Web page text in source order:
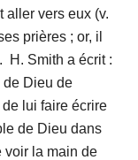
aller vers eux (v.
prières ; or, il
H. Smith a écrit :
de Dieu de
de lui faire écrire
de Dieu dans
voir la main de